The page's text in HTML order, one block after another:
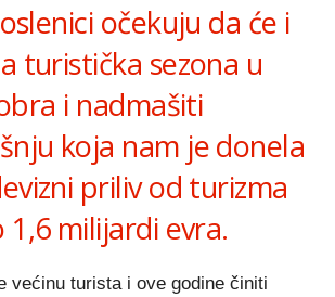
očekuju da će i
turistička sezona u
i nadmašiti
koja nam je donela
priliv od turizma
milijardi evra.
većinu turista i ove godine činiti